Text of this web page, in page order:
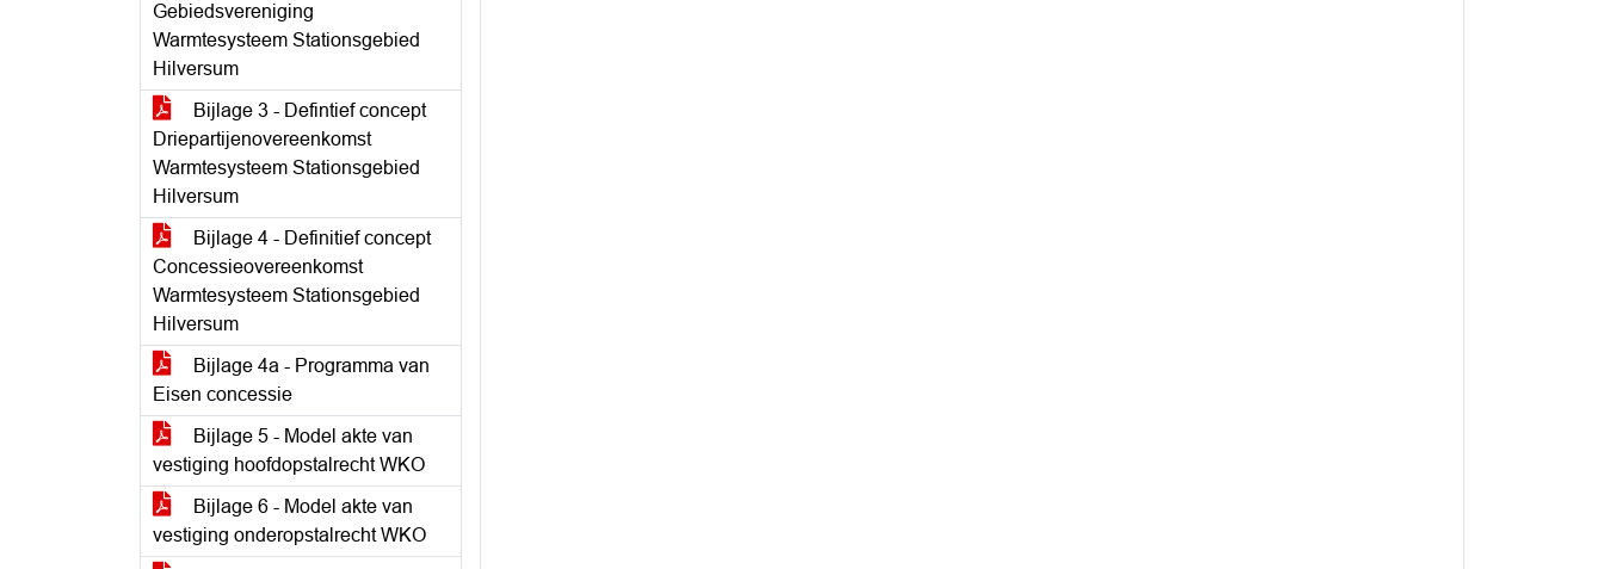
Gebiedsvereniging
Warmtesysteem Stationsgebied
Hilversum
Bijlage 3 - Defintief concept
Driepartijenovereenkomst
Warmtesysteem Stationsgebied
Hilversum
Bijlage 4 - Definitief concept
Concessieovereenkomst
Warmtesysteem Stationsgebied
Hilversum
Bijlage 4a - Programma van
Eisen concessie
Bijlage 5 - Model akte van
vestiging hoofdopstalrecht WKO
Bijlage 6 - Model akte van
vestiging onderopstalrecht WKO